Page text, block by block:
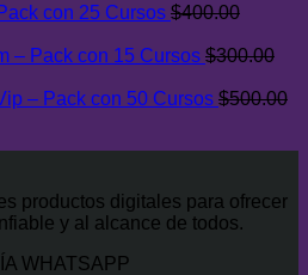
con 25 Cursos $400.00
– Pack con 15 Cursos $300.00
– Pack con 50 Cursos $500.00
productos digitales para ofrecer
y al alcance de todos.
WHATSAPP